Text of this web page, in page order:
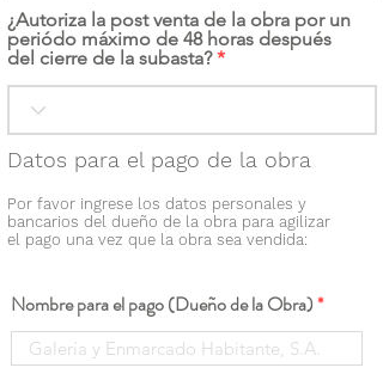
¿Autoriza la post venta de la obra por un
periódo máximo de 48 horas después
del cierre de la subasta?
Datos para el pago de la obra
Por favor ingrese los datos personales y
bancarios del dueño de la obra para agilizar
el pago una vez que la obra sea vendida:
Nombre para el pago (Dueño de la Obra)